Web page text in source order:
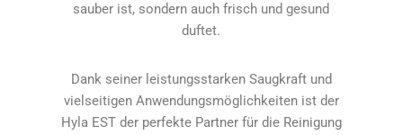
sauber ist, sondern auch frisch und gesund
duftet.
Dank seiner leistungsstarken Saugkraft und
vielseitigen Anwendungsmöglichkeiten ist der
Hyla EST der perfekte Partner für die Reinigung